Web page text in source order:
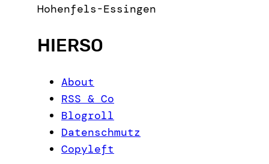
Hohenfels-Essingen
HIERSO
About
RSS & Co
Blogroll
Datenschmutz
Copyleft